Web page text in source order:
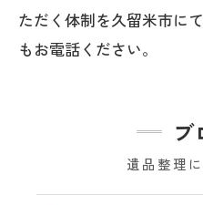
ただく体制を久留米市に
もお電話ください。
ブ
遺品整理